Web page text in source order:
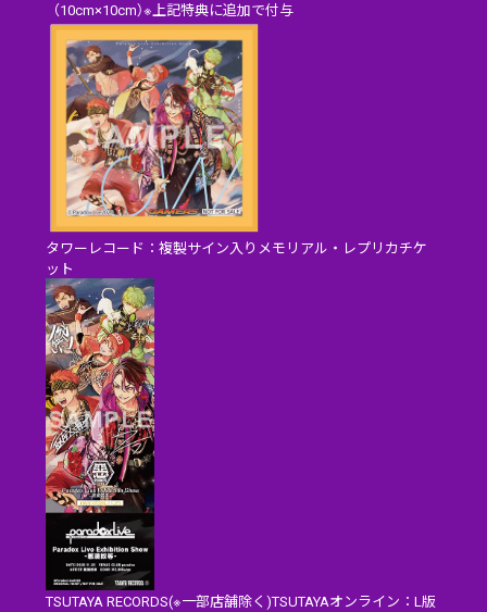
（10cm×10cm）※上記特典に追加で付与
タワーレコード：複製サイン入りメモリアル・レプリカチケ
ット
TSUTAYA RECORDS(※一部店舗除く)TSUTAYAオンライン：L版